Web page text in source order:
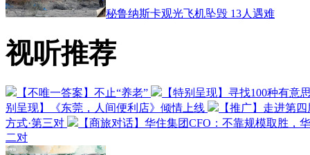
秘鲁纳斯卡观光飞机坠毁 13人遇难
视听推荐
【不唯一答案】不止“养老”
【特别呈现】寻找100种有意
别呈现】《东莞，人间便利店》倾情上线
【推广】走进第
方式·第三对
【商旅对话】华住集团CFO：不靠规模取胜，
二对